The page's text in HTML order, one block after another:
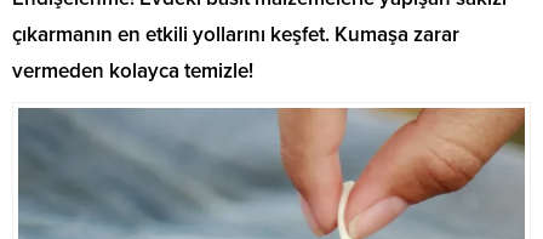
çıkarmanın en etkili yollarını keşfet. Kumaşa zarar
vermeden kolayca temizle!